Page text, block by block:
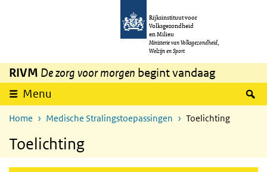
Overslaan en naar de inhoud gaan
Rijksinstituut voor
Volksgezondheid
en Milieu
Ministerie van Volksgezondheid,
Welzijn en Sport
RIVM De zorg voor morgen begint vandaag
Menu
Home Medische Stralingstoepassingen Toelichting
Toelichting